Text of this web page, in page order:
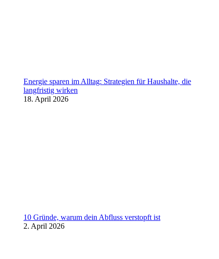
Energie sparen im Alltag: Strategien für Haushalte, die
langfristig wirken
18. April 2026
10 Gründe, warum dein Abfluss verstopft ist
2. April 2026